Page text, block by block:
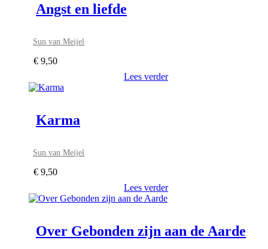
Angst en liefde
Sun van Meijel
€ 9,50
Lees verder
Karma
Sun van Meijel
€ 9,50
Lees verder
Over Gebonden zijn aan de Aarde